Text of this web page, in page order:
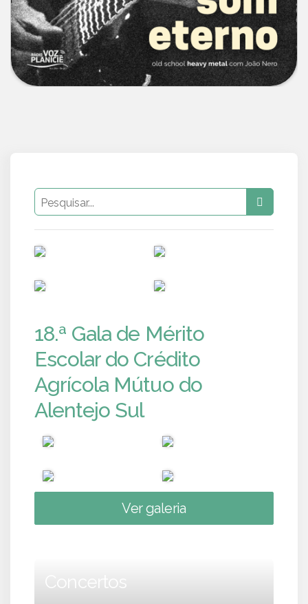
18.ª Gala de Mérito
Escolar do Crédito
Agrícola Mútuo do
Alentejo Sul
Ver galeria
Concertos